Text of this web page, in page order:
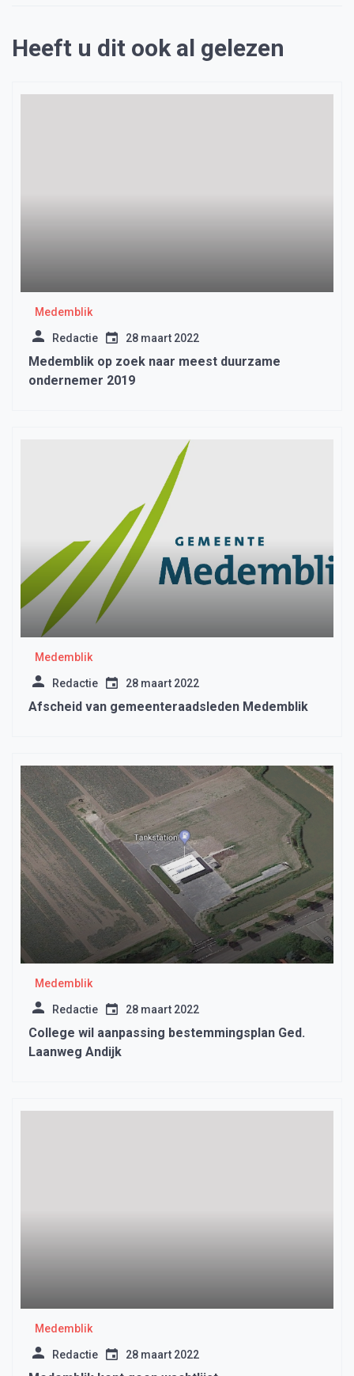
Heeft u dit ook al gelezen
Medemblik
Redactie 28 maart 2022
Medemblik op zoek naar meest duurzame
ondernemer 2019
Medemblik
Redactie 28 maart 2022
Afscheid van gemeenteraadsleden Medemblik
Medemblik
Redactie 28 maart 2022
College wil aanpassing bestemmingsplan Ged.
Laanweg Andijk
Medemblik
Redactie 28 maart 2022